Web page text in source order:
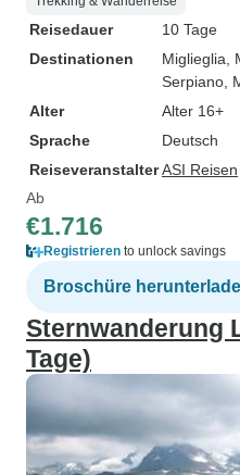
Reisedauer
10 Tage
Destinationen
Miglieglia
Serpiano ,
Alter
Alter 16+
Sprache
Deutsch
ReiseveranstalterASI Reisen
Ab
€1.716
Registrieren to unlock savings
Broschüre
Sternwanderung
Tage)